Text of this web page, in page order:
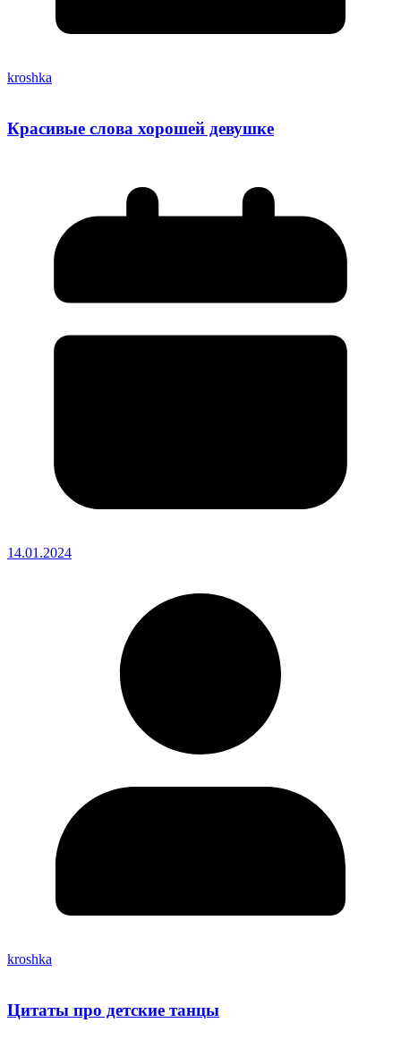
kroshka
Красивые слова хорошей девушке
14.01.2024
kroshka
Цитаты про детские танцы